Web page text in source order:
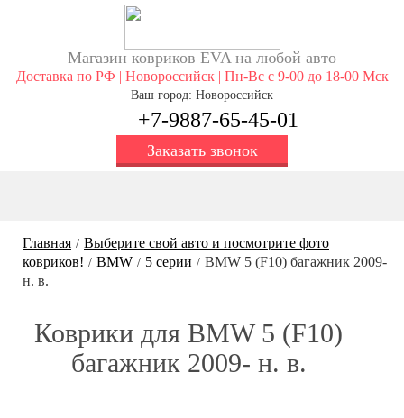
Магазин ковриков EVA ​на любой авто
Доставка по РФ | Новороссийск | Пн-Вс с 9-00 до 18-00 Мск
Ваш город: Новороссийск
+7-9887-65-45-01
Заказать звонок
Главная / Выберите свой авто и посмотрите фото
ковриков! / BMW / 5 серии / BMW 5 (F10) багажник 2009-
н. в.
Коврики для BMW 5 (F10)
багажник 2009- н. в.